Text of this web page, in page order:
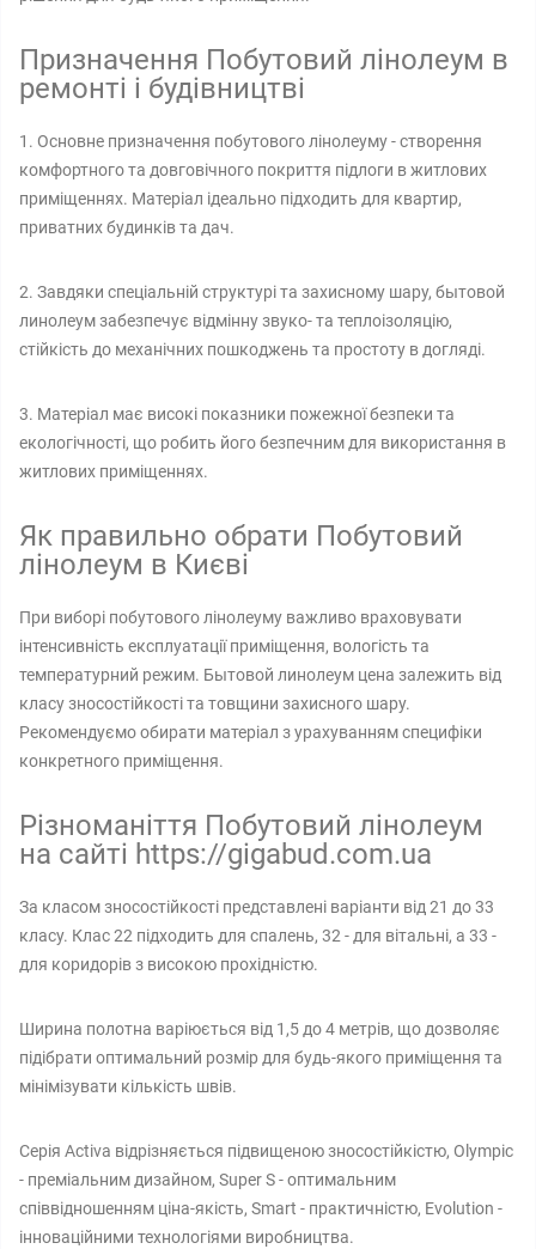
Призначення Побутовий лінолеум в
ремонті і будівництві
1. Основне призначення побутового лінолеуму - створення
комфортного та довговічного покриття підлоги в житлових
приміщеннях. Матеріал ідеально підходить для квартир,
приватних будинків та дач.
2. Завдяки спеціальній структурі та захисному шару, бытовой
линолеум забезпечує відмінну звуко- та теплоізоляцію,
стійкість до механічних пошкоджень та простоту в догляді.
3. Матеріал має високі показники пожежної безпеки та
екологічності, що робить його безпечним для використання в
житлових приміщеннях.
Як правильно обрати Побутовий
лінолеум в Києві
При виборі побутового лінолеуму важливо враховувати
інтенсивність експлуатації приміщення, вологість та
температурний режим. Бытовой линолеум цена залежить від
класу зносостійкості та товщини захисного шару.
Рекомендуємо обирати матеріал з урахуванням специфіки
конкретного приміщення.
Різноманіття Побутовий лінолеум
на сайті https://gigabud.com.ua
За класом зносостійкості представлені варіанти від 21 до 33
класу. Клас 22 підходить для спалень, 32 - для вітальні, а 33 -
для коридорів з високою прохідністю.
Ширина полотна варіюється від 1,5 до 4 метрів, що дозволяє
підібрати оптимальний розмір для будь-якого приміщення та
мінімізувати кількість швів.
Серія Activa відрізняється підвищеною зносостійкістю, Olympic
- преміальним дизайном, Super S - оптимальним
співвідношенням ціна-якість, Smart - практичністю, Evolution -
інноваційними технологіями виробництва.